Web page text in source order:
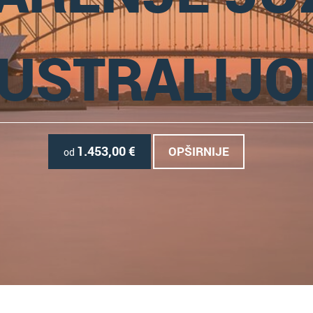
od 1.453,00€ OPŠIRNIJE